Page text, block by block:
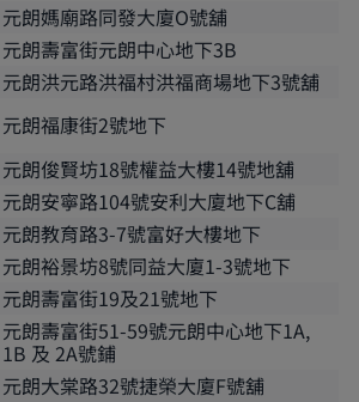
元朗媽廟路同發大廈O號舖
元朗壽富街元朗中心地下3B
元朗洪元路洪福村洪福商場地下3號舖
元朗福康街2號地下
元朗俊賢坊18號權益大樓14號地舖
元朗安寧路104號安利大廈地下C舖
元朗教育路3-7號富好大樓地下
元朗裕景坊8號同益大廈1-3號地下
元朗壽富街19及21號地下
元朗壽富街51-59號元朗中心地下1A,
1B 及 2A號鋪
元朗大棠路32號捷榮大廈F號舖